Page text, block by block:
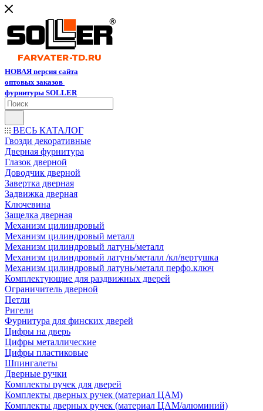
НОВАЯ версия сайта
оптовых заказов
фурнитуры SOLLER
ВЕСЬ КАТАЛОГ
Гвозди декоративные
Дверная фурнитура
Глазок дверной
Доводчик дверной
Завертка дверная
Задвижка дверная
Ключевина
Защелка дверная
Механизм цилиндровый
Механизм цилиндровый металл
Механизм цилиндровый латунь/металл
Механизм цилиндровый латунь/металл /кл/вертушка
Механизм цилиндровый латунь/металл перфо.ключ
Комплектующие для раздвижных дверей
Ограничитель дверной
Петли
Ригели
Фурнитура для финских дверей
Цифры на дверь
Цифры металлические
Цифры пластиковые
Шпингалеты
Дверные ручки
Комплекты ручек для дверей
Комплекты дверных ручек (материал ЦАМ)
Комплекты дверных ручек (материал ЦАМ/алюминий)